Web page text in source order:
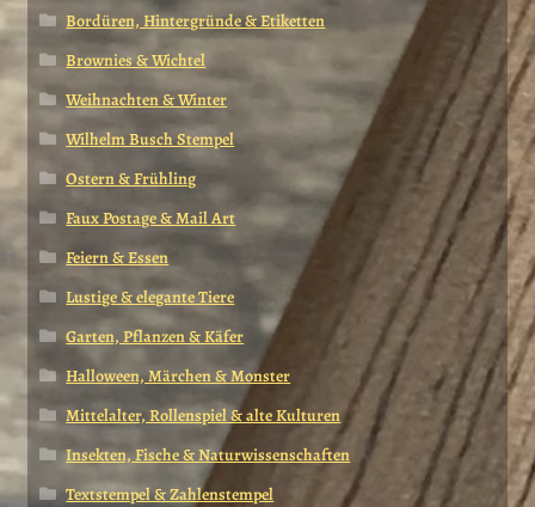
Bordüren, Hintergründe & Etiketten
Brownies & Wichtel
Weihnachten & Winter
Wilhelm Busch Stempel
Ostern & Frühling
Faux Postage & Mail Art
Feiern & Essen
Lustige & elegante Tiere
Garten, Pflanzen & Käfer
Halloween, Märchen & Monster
Mittelalter, Rollenspiel & alte Kulturen
Insekten, Fische & Naturwissenschaften
Textstempel & Zahlenstempel